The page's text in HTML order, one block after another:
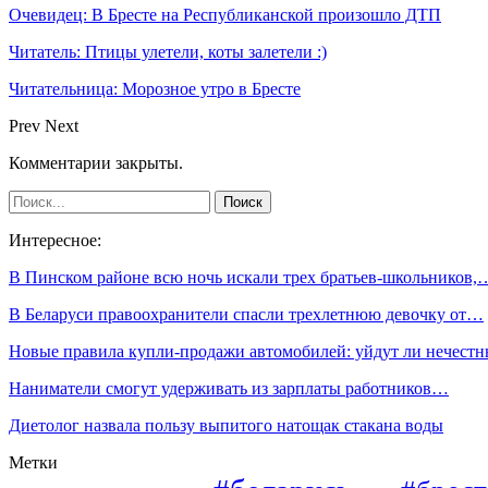
Очевидец: В Бресте на Республиканской произошло ДТП
Читатель: Птицы улетели, коты залетели :)
Читательница: Морозное утро в Бресте
Prev Next
Комментарии закрыты.
Интересное:
В Пинском районе всю ночь искали трех братьев-
В Беларуси правоохранители спасли трехлетнюю девочку от…
Новые правила купли-продажи автомобилей: уйдут ли
Наниматели смогут удерживать из зарплаты работников…
Диетолог назвала пользу выпитого натощак стакана воды
Метки